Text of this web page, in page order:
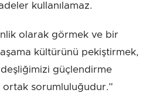
kullanılamaz.
olarak görmek ve bir
kültürünü pekiştirmek,
güçlendirme
sorumluluğudur.”